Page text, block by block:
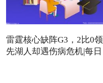
雷霆核心缺阵G3，2比0领
先湖人却遇伤病危机|每日